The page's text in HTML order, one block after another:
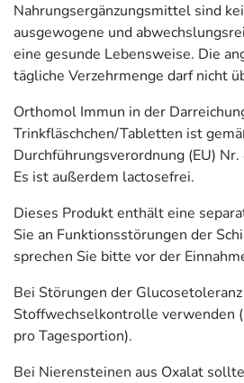
Nahrungsergänzungsmittel sind
ausgewogene und
eine gesunde Lebensweise. Die
tägliche Verzehrmenge darf nicht
Orthomol Immun in der
Trinkfläschchen/Tabletten ist
Durchführungsverordnung (EU)
Es ist außerdem lactosefrei.
Dieses Produkt enthält eine
Sie an Funktionsstörungen der
sprechen Sie bitte vor der
Bei Störungen der
Stoffwechselkontrolle verwenden
pro Tagesportion).
Bei Nierensteinen aus Oxalat